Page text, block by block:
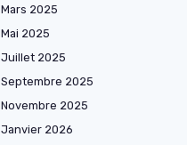
Mars 2025
Mai 2025
Juillet 2025
Septembre 2025
Novembre 2025
Janvier 2026